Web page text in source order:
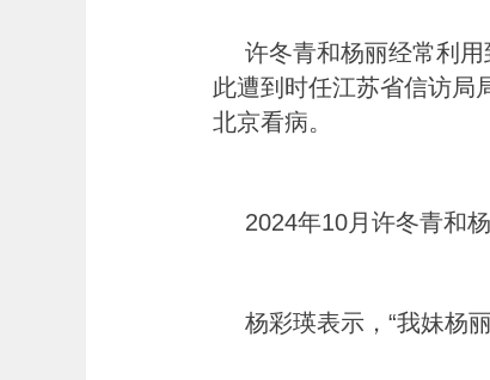
许冬青和杨丽经常利
此遭到时任江苏省信访局
北京看病。
2024年10月许冬青和
杨彩瑛表示，“我妹杨